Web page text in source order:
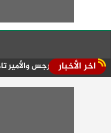
اخر الأخبار
مارجرجس والأمير تادرس